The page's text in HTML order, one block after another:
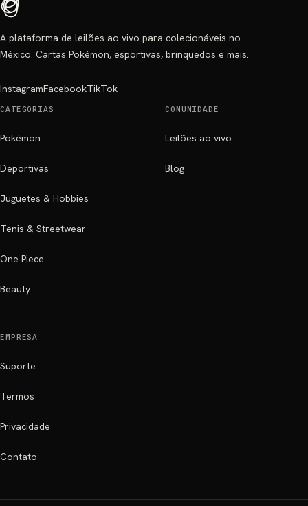
A plataforma de leilões ao vivo para colecionáveis no
México. Cartas Pokémon, esportivas, brinquedos e mais.
InstagramFacebookTikTok
CATEGORIAS
Pokémon
Deportivas
Juguetes & Hobbies
Tenis & Streetwear
One Piece
Beauty
COMUNIDADE
Leilões ao vivo
Blog
EMPRESA
Suporte
Termos
Privacidade
Contato